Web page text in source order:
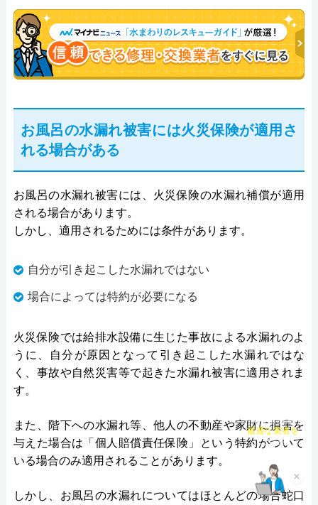
お風呂の水漏れ被害には火災保険が適用さ
れる場合がある
お風呂の水漏れ被害には、火災保険の水漏れ補償が適用
される場合があります。
しかし、適用されるためには条件があります。
自分が引き起こした水漏れではない
場合によっては特約が必要になる
火災保険では給排水設備に生じた事故による水漏れのよ
うに、自分が原因となって引き起こした水漏れではな
く、事故や自然災害等で起きた水漏れ被害に適用されま
す。
また、階下への水漏れ等、他人の不動産や家財に損害を
与えた場合は「個人賠償責任保険」という特約がついて
いる場合のみ適用されることがあります。
しかし、お風呂の水漏れについてはほとんどの場合蛇口
×
チャット診断で
最適な業者を
ご提案